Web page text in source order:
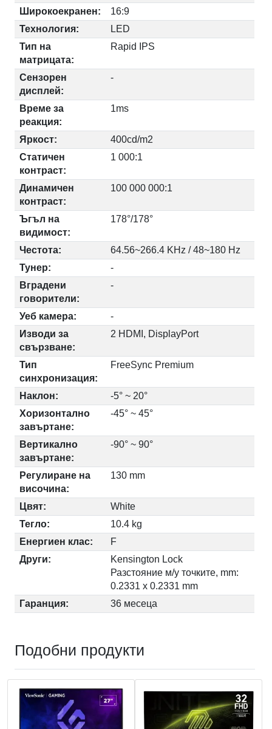
Широкоекранен:
16:9
Технология:
LED
Тип на
матрицата:
Rapid IPS
Сензорен
дисплей:
-
Време за
реакция:
1ms
Яркост:
400cd/m2
Статичен
контраст:
1 000:1
Динамичен
контраст:
100 000 000:1
Ъгъл на
видимост:
178°/178°
Честота:
64.56~266.4 KHz / 48~180 Hz
Тунер:
-
Вградени
говорители:
-
Уеб камера:
-
Изводи за
свързване:
2 HDMI, DisplayPort
Тип
синхронизация:
FreeSync Premium
Наклон:
-5° ~ 20°
Хоризонтално
завъртане:
-45° ~ 45°
Вертикално
завъртане:
-90° ~ 90°
Регулиране на
височина:
130 mm
Цвят:
White
Тегло:
10.4 kg
Енергиен клас:
F
Други:
Kensington Lock
Разстояние м/у точките, mm:
0.2331 x 0.2331 mm
Гаранция:
36 месеца
Подобни продукти